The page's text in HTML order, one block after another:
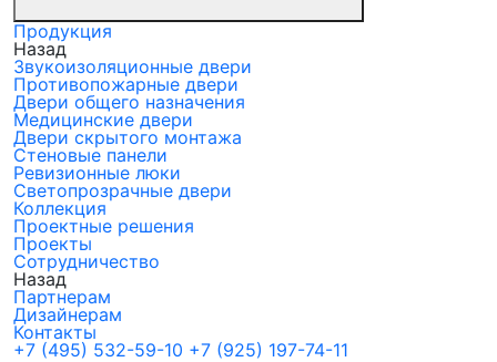
Продукция
Назад
Звукоизоляционные двери
Противопожарные двери
Двери общего назначения
Медицинские двери
Двери скрытого монтажа
Стеновые панели
Ревизионные люки
Светопрозрачные двери
Коллекция
Проектные решения
Проекты
Сотрудничество
Назад
Партнерам
Дизайнерам
Контакты
+7 (495) 532-59-10 +7 (925) 197-74-11